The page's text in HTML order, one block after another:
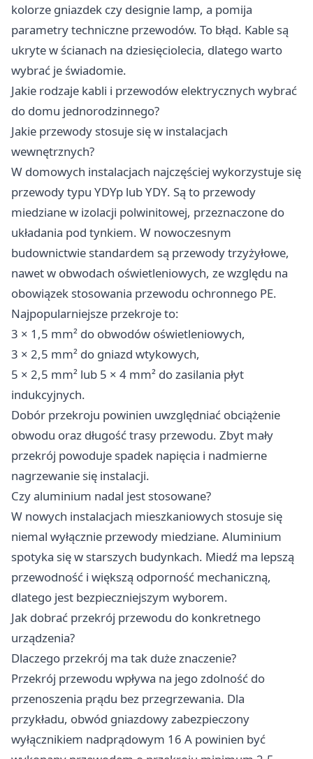
kolorze gniazdek czy designie lamp, a pomija
parametry techniczne przewodów. To błąd. Kable są
ukryte w ścianach na dziesięciolecia, dlatego warto
wybrać je świadomie.
Jakie rodzaje kabli i przewodów elektrycznych wybrać
do domu jednorodzinnego?
Jakie przewody stosuje się w instalacjach
wewnętrznych?
W domowych instalacjach najczęściej wykorzystuje się
przewody typu YDYp lub YDY. Są to przewody
miedziane w izolacji polwinitowej, przeznaczone do
układania pod tynkiem. W nowoczesnym
budownictwie standardem są przewody trzyżyłowe,
nawet w obwodach oświetleniowych, ze względu na
obowiązek stosowania przewodu ochronnego PE.
Najpopularniejsze przekroje to:
3 × 1,5 mm² do obwodów oświetleniowych,
3 × 2,5 mm² do gniazd wtykowych,
5 × 2,5 mm² lub 5 × 4 mm² do zasilania płyt
indukcyjnych.
Dobór przekroju powinien uwzględniać obciążenie
obwodu oraz długość trasy przewodu. Zbyt mały
przekrój powoduje spadek napięcia i nadmierne
nagrzewanie się instalacji.
Czy aluminium nadal jest stosowane?
W nowych instalacjach mieszkaniowych stosuje się
niemal wyłącznie przewody miedziane. Aluminium
spotyka się w starszych budynkach. Miedź ma lepszą
przewodność i większą odporność mechaniczną,
dlatego jest bezpieczniejszym wyborem.
Jak dobrać przekrój przewodu do konkretnego
urządzenia?
Dlaczego przekrój ma tak duże znaczenie?
Przekrój przewodu wpływa na jego zdolność do
przenoszenia prądu bez przegrzewania. Dla
przykładu, obwód gniazdowy zabezpieczony
wyłącznikiem nadprądowym 16 A powinien być